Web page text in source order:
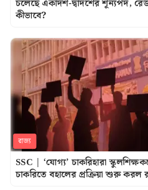
চলেছে একাদশ-দ্বাদশের শূন্যপদ,
কীভাবে?
রাজ্য
SSC | ‘যোগ্য’ চাকরিহারা
চাকরিতে বহালের প্রক্রিয়া শুরু করল